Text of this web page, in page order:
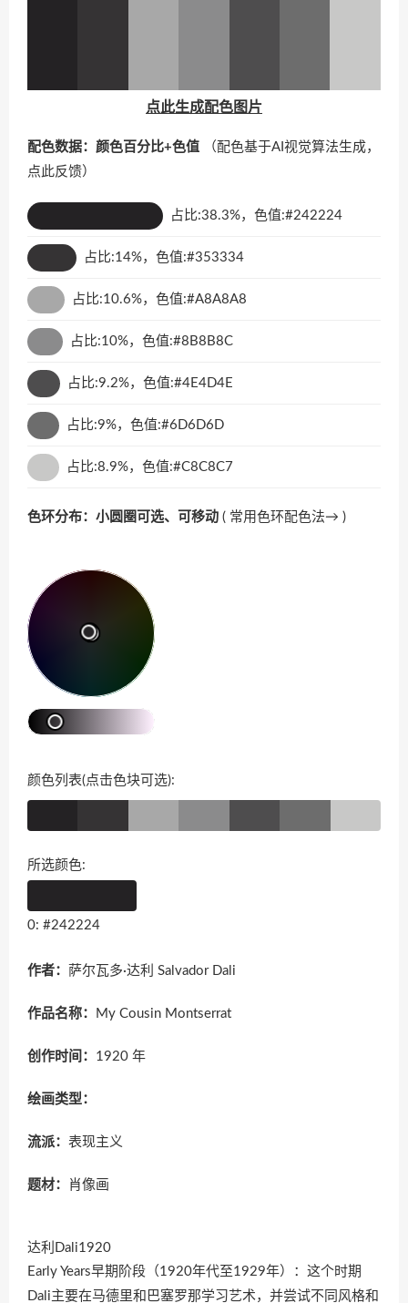
点此生成配色图片
配色数据：颜色百分比+色值 （配色基于AI视觉算法生成，
点此反馈）
占比:38.3%，色值:#242224
占比:14%，色值:#353334
占比:10.6%，色值:#A8A8A8
占比:10%，色值:#8B8B8C
占比:9.2%，色值:#4E4D4E
占比:9%，色值:#6D6D6D
占比:8.9%，色值:#C8C8C7
色环分布：小圆圈可选、可移动 ( 常用色环配色法→ )
颜色列表(点击色块可选):
所选颜色:
0: #242224
作者： 萨尔瓦多·达利 Salvador Dali
作品名称： My Cousin Montserrat
创作时间： 1920 年
绘画类型：
流派： 表现主义
题材： 肖像画
达利Dali1920
Early Years早期阶段（1920年代至1929年）：这个时期
Dali主要在马德里和巴塞罗那学习艺术，并尝试不同风格和